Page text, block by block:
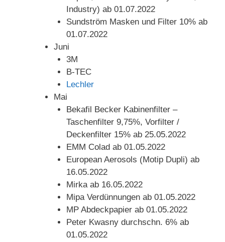
Industry) ab 01.07.2022
Sundström Masken und Filter 10% ab
01.07.2022
Juni
3M
B-TEC
Lechler
Mai
Bekafil Becker Kabinenfilter –
Taschenfilter 9,75%, Vorfilter /
Deckenfilter 15% ab 25.05.2022
EMM Colad ab 01.05.2022
European Aerosols (Motip Dupli) ab
16.05.2022
Mirka ab 16.05.2022
Mipa Verdünnungen ab 01.05.2022
MP Abdeckpapier ab 01.05.2022
Peter Kwasny durchschn. 6% ab
01.05.2022